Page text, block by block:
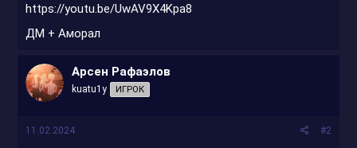
https://youtu.be/UwAV9X4Kpa8
ДМ + Аморал
Арсен Рафаэлов
kuatu1y ИГРОК
11.02.2024 #2